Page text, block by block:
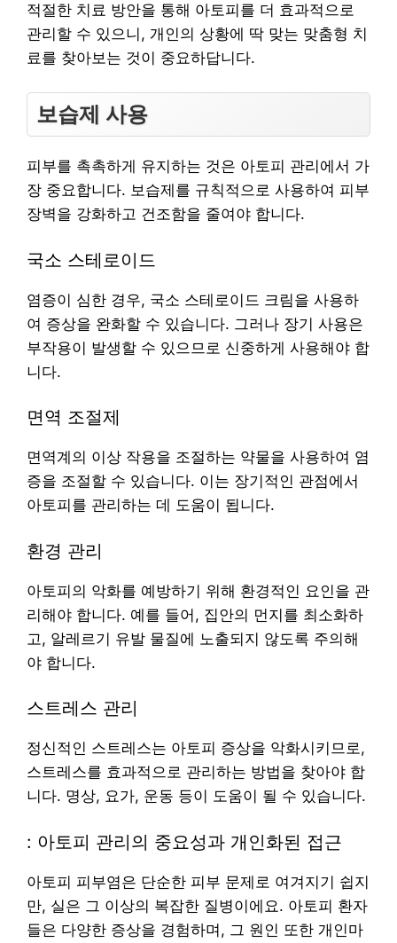
적절한 치료 방안을 통해 아토피를 더 효과적으로
관리할 수 있으니, 개인의 상황에 딱 맞는 맞춤형 치
료를 찾아보는 것이 중요하답니다.
보습제 사용
피부를 촉촉하게 유지하는 것은 아토피 관리에서 가
장 중요합니다. 보습제를 규칙적으로 사용하여 피부
장벽을 강화하고 건조함을 줄여야 합니다.
국소 스테로이드
염증이 심한 경우, 국소 스테로이드 크림을 사용하
여 증상을 완화할 수 있습니다. 그러나 장기 사용은
부작용이 발생할 수 있으므로 신중하게 사용해야 합
니다.
면역 조절제
면역계의 이상 작용을 조절하는 약물을 사용하여 염
증을 조절할 수 있습니다. 이는 장기적인 관점에서
아토피를 관리하는 데 도움이 됩니다.
환경 관리
아토피의 악화를 예방하기 위해 환경적인 요인을 관
리해야 합니다. 예를 들어, 집안의 먼지를 최소화하
고, 알레르기 유발 물질에 노출되지 않도록 주의해
야 합니다.
스트레스 관리
정신적인 스트레스는 아토피 증상을 악화시키므로,
스트레스를 효과적으로 관리하는 방법을 찾아야 합
니다. 명상, 요가, 운동 등이 도움이 될 수 있습니다.
: 아토피 관리의 중요성과 개인화된 접근
아토피 피부염은 단순한 피부 문제로 여겨지기 쉽지
만, 실은 그 이상의 복잡한 질병이에요. 아토피 환자
들은 다양한 증상을 경험하며, 그 원인 또한 개인마